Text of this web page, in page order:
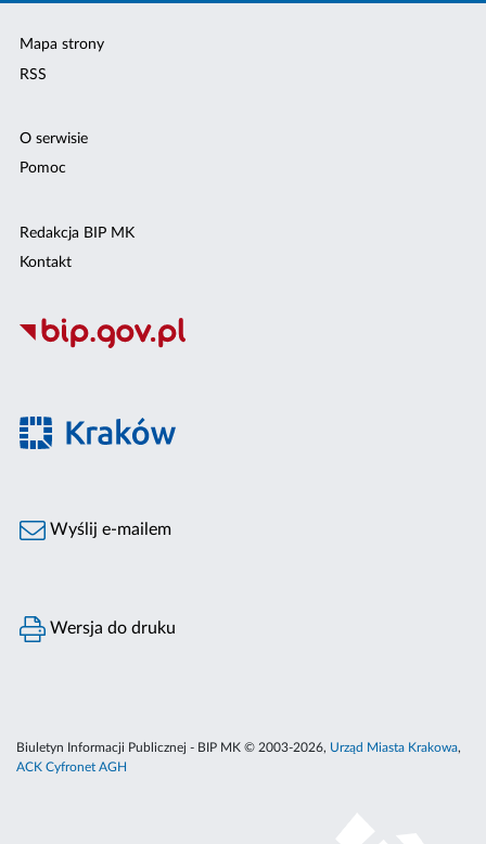
Mapa strony
RSS
O serwisie
Pomoc
Redakcja BIP MK
Kontakt
Wyślij e-mailem
Wersja do druku
Biuletyn Informacji Publicznej - BIP MK © 2003-2026, Urząd Miasta Krakowa,
ACK Cyfronet AGH